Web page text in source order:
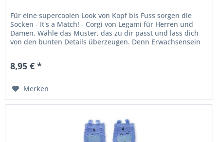
Für eine supercoolen Look von Kopf bis Fuss sorgen die
Socken - It's a Match! - Corgi von Legami für Herren und
Damen. Wähle das Muster, das zu dir passt und lass dich
von den bunten Details überzeugen. Denn Erwachsensein
8,95 € *
Merken